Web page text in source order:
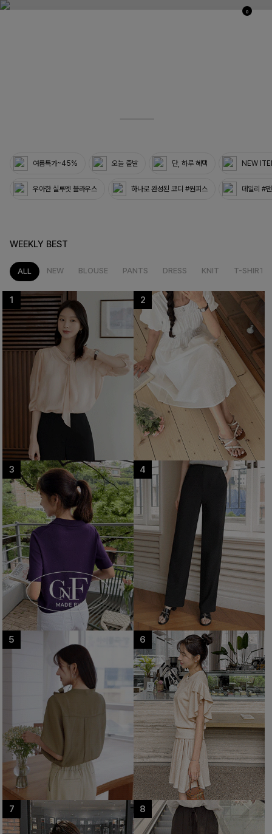
0
여름특가~45% 오늘 출발 단, 하루 혜택 NEW
우아한 실루엣 블라우스 하나로 완성된 코디 #원피스 데일리 #
WEEKLY BEST
ALL NEW BLOUSE PANTS DRESS KNIT T-SHIRT